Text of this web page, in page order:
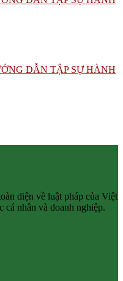
diện về luật pháp của Việt
nhân và doanh nghiệp.